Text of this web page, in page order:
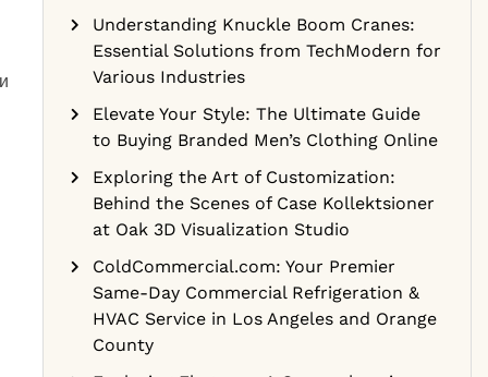
Understanding Knuckle Boom Cranes:
Essential Solutions from TechModern for
Various Industries
Elevate Your Style: The Ultimate Guide
to Buying Branded Men’s Clothing Online
Exploring the Art of Customization:
Behind the Scenes of Case Kollektsioner
at Oak 3D Visualization Studio
ColdCommercial.com: Your Premier
Same-Day Commercial Refrigeration &
HVAC Service in Los Angeles and Orange
County